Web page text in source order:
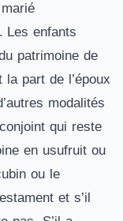
Les enfants
patrimoine de
part de l’époux
modalités
qui reste
en usufruit ou
ou le
et s’il